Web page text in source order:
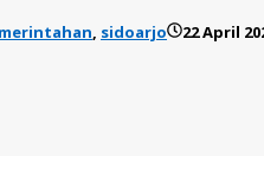
, sidoarjo 22 April